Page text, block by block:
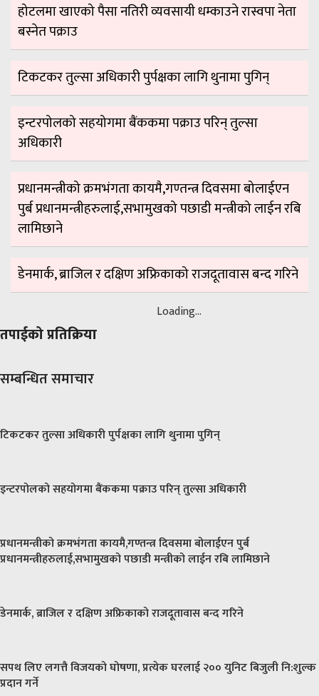
होटलमा खाएको पैसा नतिरी व्यवसायी धम्काउने रास्वपा नेता
बस्नेत पक्राउ
टिकटकर तुल्सा अधिकारी पुर्पक्षका लागि थुनामा पुगिन्
इन्टरपोलको सहयोगमा बैंककमा पक्राउ परिन् तुल्सा
अधिकारी
प्रधानमन्त्रीको क्रमभंगता कायमै,गण्तन्त्र दिवसमा बोलाईएन
पुर्ब प्रधानमन्त्रीहरुलाई,सभामुखको पछाडी मन्त्रीको लाईन रबि
लामिछाने
डेनमार्क, ब्राजिल र दक्षिण अफ्रिकाको राजदूतावास बन्द गरिने
तपाईको प्रतिक्रिया
Loading...
सम्बन्धित समाचार
टिकटकर तुल्सा अधिकारी पुर्पक्षका लागि थुनामा पुगिन्
इन्टरपोलको सहयोगमा बैंककमा पक्राउ परिन् तुल्सा अधिकारी
प्रधानमन्त्रीको क्रमभंगता कायमै,गण्तन्त्र दिवसमा बोलाईएन पुर्ब
प्रधानमन्त्रीहरुलाई,सभामुखको पछाडी मन्त्रीको लाईन रबि लामिछाने
डेनमार्क, ब्राजिल र दक्षिण अफ्रिकाको राजदूतावास बन्द गरिने
सपथ लिए लगत्तै विजयको घोषणा, प्रत्येक घरलाई २०० युनिट बिजुली नि:शुल्क
प्रदान गर्ने